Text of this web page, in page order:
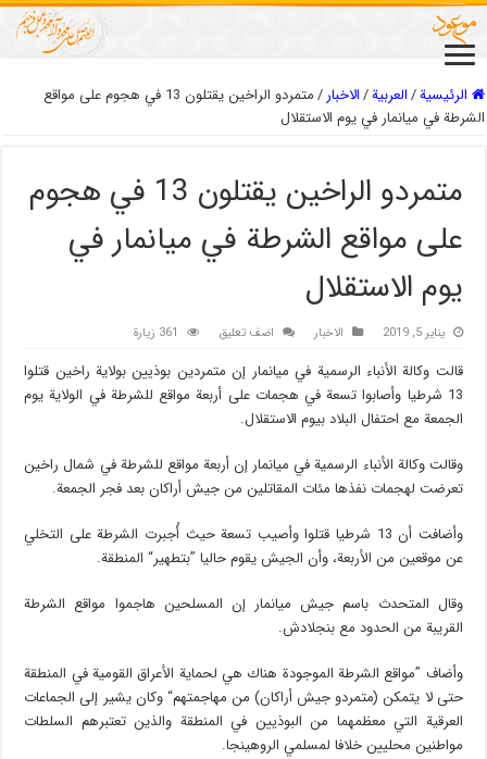
الرئيسية/العربیة/الاخبار/
متمردو الراخين يقتلون 13 في هجوم على مواقع
الشرطة في ميانمار في يوم الاستقلال
متمردو الراخين يقتلون 13 في هجوم
على مواقع الشرطة في ميانمار في
يوم الاستقلال
يناير 5, 2019 الاخبار اضف تعليق 361 زيارة
قالت وكالة الأنباء الرسمية في ميانمار إن متمردين بوذيين بولاية راخين قتلوا
13 شرطيا وأصابوا تسعة في هجمات على أربعة مواقع للشرطة في الولاية يوم
الجمعة مع احتفال البلاد بيوم الاستقلال.
وقالت وكالة الأنباء الرسمية في ميانمار إن أربعة مواقع للشرطة في شمال راخين
تعرضت لهجمات نفذها مئات المقاتلين من جيش أراكان بعد فجر الجمعة.
وأضافت أن 13 شرطيا قتلوا وأصيب تسعة حيث أُجبرت الشرطة على التخلي
عن موقعين من الأربعة، وأن الجيش يقوم حاليا ”بتطهير“ المنطقة.
وقال المتحدث باسم جيش ميانمار إن المسلحين هاجموا مواقع الشرطة
القريبة من الحدود مع بنجلادش.
وأضاف ”مواقع الشرطة الموجودة هناك هي لحماية الأعراق القومية في المنطقة
حتى لا يتمكن (متمردو جيش أراكان) من مهاجمتهم“ وكان يشير إلى الجماعات
العرقية التي معظمهما من البوذيين في المنطقة والذين تعتبرهم السلطات
مواطنين محليين خلافا لمسلمي الروهينجا.